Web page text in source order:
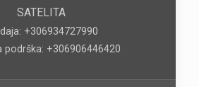
SATELITA
+306934727990
podrška: +306906446420